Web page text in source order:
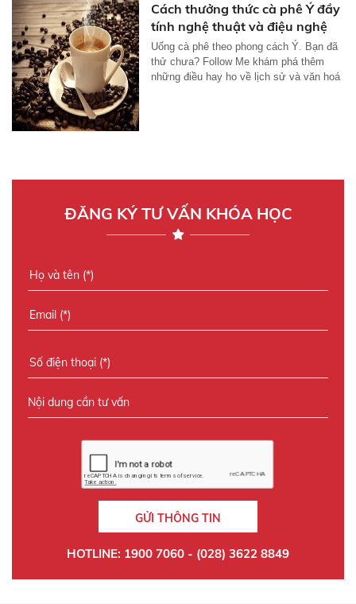
Cách thưởng thức cà phê Ý đầy
tính nghệ thuật và điệu nghệ
Uống cà phê theo phong cách Ý. Bạn đã
thử chưa? Follow Me khám phá thêm
những điều hay ho về lịch sử và văn hoá
ĐĂNG KÝ TƯ VẤN KHÓA HỌC
GỬI THÔNG TIN
HOTLINE: 1900 7060 - (028) 3622 8849